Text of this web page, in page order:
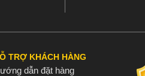
TRỢ KHÁCH HÀNG
dẫn đặt hàng